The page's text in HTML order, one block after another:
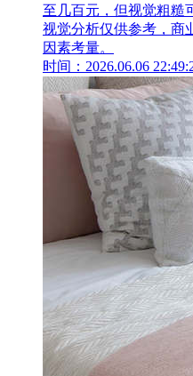
至几百元，但视觉粗糙
视觉分析仅供参考，商
因素考量。
时间：2026.06.06